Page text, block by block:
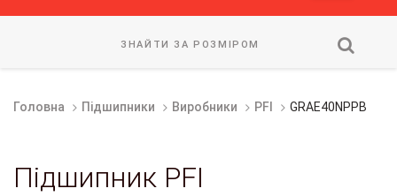
ЗНАЙТИ ЗА РОЗМІРОМ
Головна Підшипники Виробники PFI GRAE40NPPB
Підшипник PFI